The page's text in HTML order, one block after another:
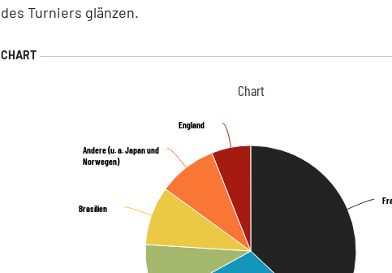
des Turniers glänzen.
Chart
Brasilien
Brasilien
Andere (u. a. Japan und
Norwegen)
Andere (u. a. Japan und
Norwegen)
England
England